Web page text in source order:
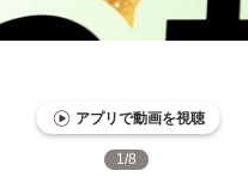
アプリで動画を視聴
1/8